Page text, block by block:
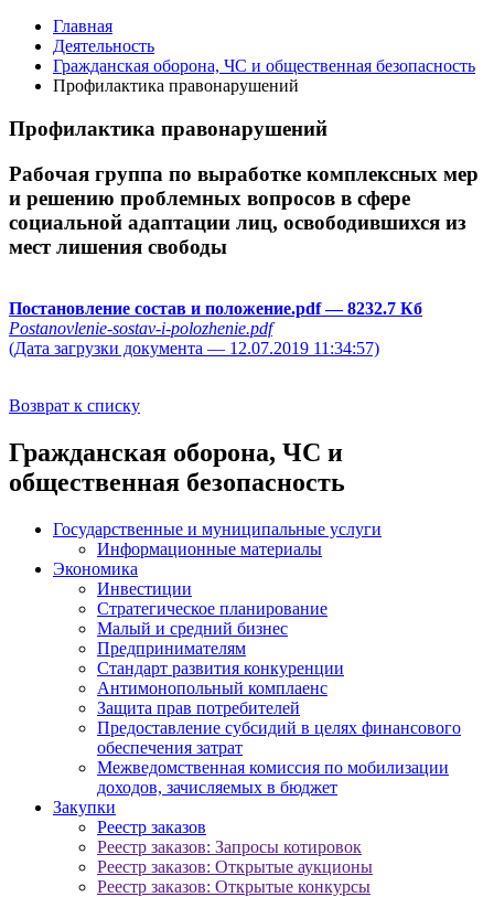
Главная
Деятельность
Гражданская оборона, ЧС и общественная безопасность
Профилактика правонарушений
Профилактика правонарушений
Рабочая группа по выработке комплексных мер
и решению проблемных вопросов в сфере
социальной адаптации лиц, освободившихся из
мест лишения свободы
Постановление состав и положение.pdf— 8232.7 Кб
Postanovlenie-sostav-i-polozhenie.pdf
(Дата загрузки документа — 12.07.2019 11:34:57)
Возврат к списку
Гражданская оборона, ЧС и
общественная безопасность
Государственные и муниципальные услуги
Информационные материалы
Экономика
Инвестиции
Стратегическое планирование
Малый и средний бизнес
Предпринимателям
Стандарт развития конкуренции
Антимонопольный комплаенс
Защита прав потребителей
Предоставление субсидий в целях финансового
обеспечения затрат
Межведомственная комиссия по мобилизации
доходов, зачисляемых в бюджет
Закупки
Реестр заказов
Реестр заказов: Запросы котировок
Реестр заказов: Открытые аукционы
Реестр заказов: Открытые конкурсы